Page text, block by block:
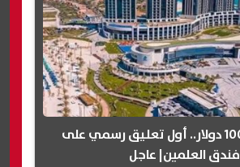
بعد أزمة الـ 1000 دولار.. أول تعليق رسمي على
العلمين| عاجل